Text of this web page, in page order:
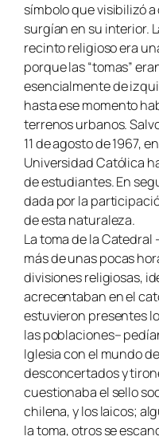
símbolo que visibilizó
surgían en su interior.
recinto religioso era
porque las “tomas”
esencialmente de
hasta ese momento
terrenos urbanos.
11 de agosto de 1967,
Universidad Católica
de estudiantes. En
dada por la
de esta naturaleza.
La toma de la
más de unas pocas
divisiones religiosas,
acrecentaban en el
estuvieron presentes
las poblaciones–
Iglesia con el mundo
desconcertados y
cuestionaba el sello
chilena, y los laicos;
la toma, otros se